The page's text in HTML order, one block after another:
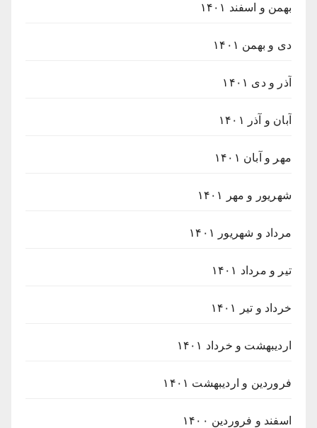
بهمن و اسفند ۱۴۰۱
دی و بهمن ۱۴۰۱
آذر و دی ۱۴۰۱
آبان و آذر ۱۴۰۱
مهر و آبان ۱۴۰۱
شهریور و مهر ۱۴۰۱
مرداد و شهریور ۱۴۰۱
تیر و مرداد ۱۴۰۱
خرداد و تیر ۱۴۰۱
اردیبهشت و خرداد ۱۴۰۱
فروردین و اردیبهشت ۱۴۰۱
اسفند و فروردین ۱۴۰۰